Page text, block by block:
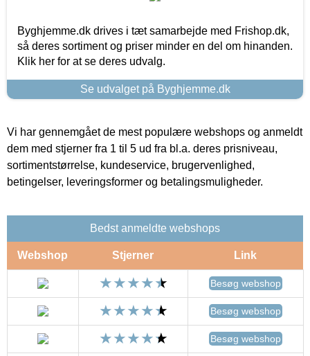
Byghjemme.dk drives i tæt samarbejde med Frishop.dk,
så deres sortiment og priser minder en del om hinanden.
Klik her for at se deres udvalg.
Se udvalget på Byghjemme.dk
Vi har gennemgået de mest populære webshops og anmeldt
dem med stjerner fra 1 til 5 ud fra bl.a. deres prisniveau,
sortimentstørrelse, kundeservice, brugervenlighed,
betingelser, leveringsformer og betalingsmuligheder.
Bedst anmeldte webshops
Webshop Stjerner Link
Besøg webshop
Besøg webshop
Besøg webshop